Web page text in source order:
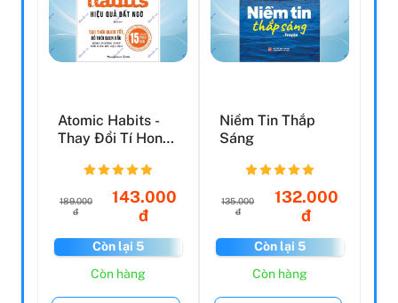
Atomic Habits -
Thay Đổi Tí Hon
189.000
đ
143.000
đ
Còn lại 5
Còn hàng
Niềm Tin Thắp
Sáng
135.000
đ
132.000
đ
Còn lại 5
Còn hàng